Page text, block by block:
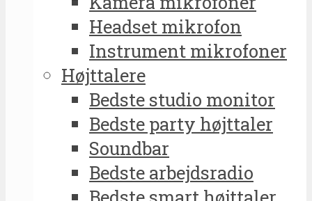
Headset mikrofon
Instrument mikrofoner
Højttalere
Bedste studio monitor
Bedste party højttaler
Soundbar
Bedste arbejdsradio